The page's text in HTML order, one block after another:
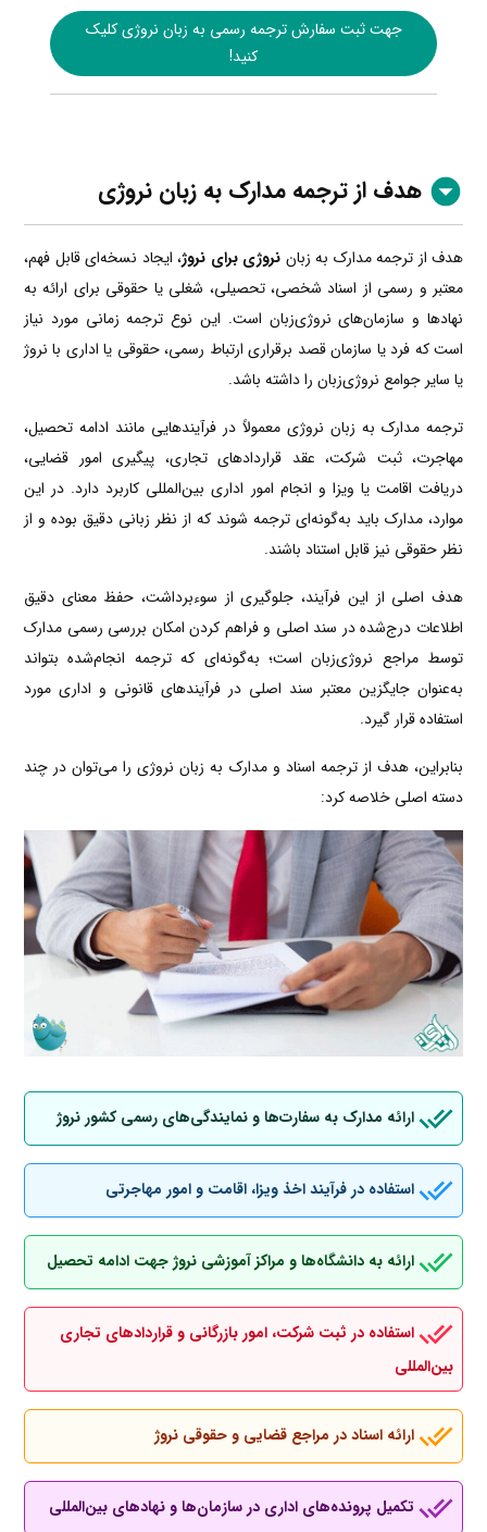
جهت ثبت سفارش ترجمه رسمی به زبان نروژی کلیک
کنید!
هدف از ترجمه مدارک به زبان نروژی
هدف از ترجمه مدارک به زبان نروژی برای نروژ، ایجاد نسخه‌ای قابل فهم،
معتبر و رسمی از اسناد شخصی، تحصیلی، شغلی یا حقوقی برای ارائه به
نهادها و سازمان‌های نروژی‌زبان است. این نوع ترجمه زمانی مورد نیاز
است که فرد یا سازمان قصد برقراری ارتباط رسمی، حقوقی یا اداری با نروژ
یا سایر جوامع نروژی‌زبان را داشته باشد.
ترجمه مدارک به زبان نروژی معمولاً در فرآیندهایی مانند ادامه تحصیل،
مهاجرت، ثبت شرکت، عقد قراردادهای تجاری، پیگیری امور قضایی،
دریافت اقامت یا ویزا و انجام امور اداری بین‌المللی کاربرد دارد. در این
موارد، مدارک باید به‌گونه‌ای ترجمه شوند که از نظر زبانی دقیق بوده و از
نظر حقوقی نیز قابل استناد باشند.
هدف اصلی از این فرآیند، جلوگیری از سوءبرداشت، حفظ معنای دقیق
اطلاعات درج‌شده در سند اصلی و فراهم کردن امکان بررسی رسمی مدارک
توسط مراجع نروژی‌زبان است؛ به‌گونه‌ای که ترجمه انجام‌شده بتواند
به‌عنوان جایگزین معتبر سند اصلی در فرآیندهای قانونی و اداری مورد
استفاده قرار گیرد.
بنابراین، هدف از ترجمه اسناد و مدارک به زبان نروژی را می‌توان در چند
دسته اصلی خلاصه کرد:
ارائه مدارک به سفارت‌ها و نمایندگی‌های رسمی کشور نروژ
استفاده در فرآیند اخذ ویزا، اقامت و امور مهاجرتی
ارائه به دانشگاه‌ها و مراکز آموزشی نروژ جهت ادامه تحصیل
استفاده در ثبت شرکت، امور بازرگانی و قراردادهای تجاری
بین‌المللی
ارائه اسناد در مراجع قضایی و حقوقی نروژ
تکمیل پرونده‌های اداری در سازمان‌ها و نهادهای بین‌المللی